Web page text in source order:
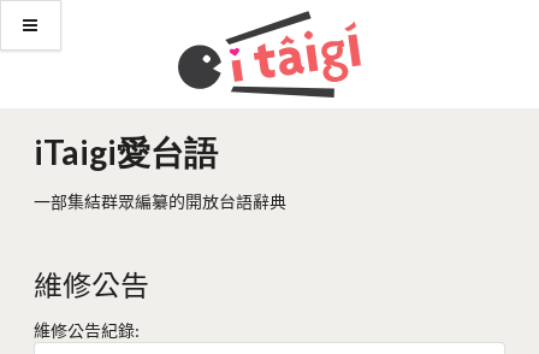
iTaigi愛台語
一部集結群眾編纂的開放台語辭典
維修公告
維修公告紀錄: